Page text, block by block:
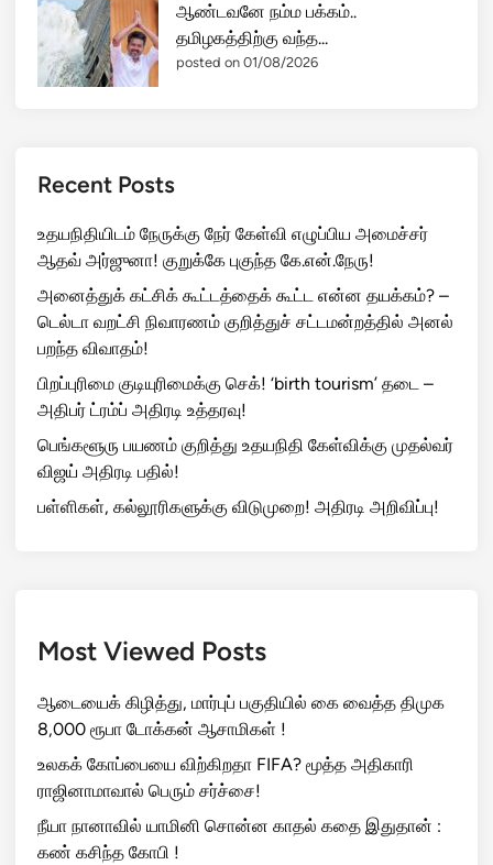
ஆண்டவனே நம்ம பக்கம்..
தமிழகத்திற்கு வந்த...
posted on 01/08/2026
Recent Posts
உதயநிதியிடம் நேருக்கு நேர் கேள்வி எழுப்பிய அமைச்சர்
ஆதவ் அர்ஜுனா! குறுக்கே புகுந்த கே.என்.நேரு!
அனைத்துக் கட்சிக் கூட்டத்தைக் கூட்ட என்ன தயக்கம்? –
டெல்டா வறட்சி நிவாரணம் குறித்துச் சட்டமன்றத்தில் அனல்
பறந்த விவாதம்!
பிறப்புரிமை குடியுரிமைக்கு செக்! ‘birth tourism’ தடை –
அதிபர் ட்ரம்ப் அதிரடி உத்தரவு!
பெங்களூரு பயணம் குறித்து உதயநிதி கேள்விக்கு முதல்வர்
விஜய் அதிரடி பதில்!
பள்ளிகள், கல்லூரிகளுக்கு விடுமுறை! அதிரடி அறிவிப்பு!
Most Viewed Posts
ஆடையைக் கிழித்து, மார்புப் பகுதியில் கை வைத்த திமுக
8,000 ரூபா டோக்கன் ஆசாமிகள் !
உலகக் கோப்பையை விற்கிறதா FIFA? மூத்த அதிகாரி
ராஜினாமாவால் பெரும் சர்ச்சை!
நீயா நானாவில் யாமினி சொன்ன காதல் கதை இதுதான் :
கண் கசிந்த கோபி !